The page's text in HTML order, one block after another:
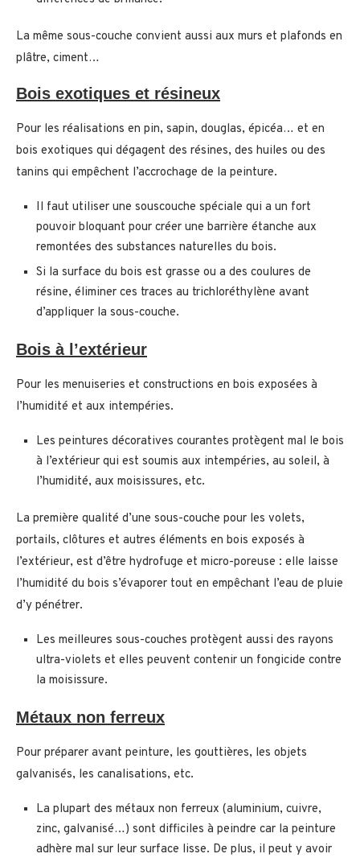
La même sous-couche convient aussi aux murs et plafonds en
plâtre, ciment…
Bois exotiques et résineux
Pour les réalisations en pin, sapin, douglas, épicéa… et en
bois exotiques qui dégagent des résines, des huiles ou des
tanins qui empêchent l’accrochage de la peinture.
Il faut utiliser une souscouche spéciale qui a un fort
pouvoir bloquant pour créer une barrière étanche aux
remontées des substances naturelles du bois.
Si la surface du bois est grasse ou a des coulures de
résine, éliminer ces traces au trichloréthylène avant
d’appliquer la sous-couche.
Bois à l’extérieur
Pour les menuiseries et constructions en bois exposées à
l’humidité et aux intempéries.
Les peintures décoratives courantes protègent mal le bois
à l’extérieur qui est soumis aux intempéries, au soleil, à
l’humidité, aux moisissures, etc.
La première qualité d’une sous-couche pour les volets,
portails, clôtures et autres éléments en bois exposés à
l’extérieur, est d’être hydrofuge et micro-poreuse : elle laisse
l’humidité du bois s’évaporer tout en empêchant l’eau de pluie
d’y pénétrer.
Les meilleures sous-couches protègent aussi des rayons
ultra-violets et elles peuvent contenir un fongicide contre
la moisissure.
Métaux non ferreux
Pour préparer avant peinture, les gouttières, les objets
galvanisés, les canalisations, etc.
La plupart des métaux non ferreux (aluminium, cuivre,
zinc, galvanisé…) sont difficiles à peindre car la peinture
adhère mal sur leur surface lisse. De plus, il peut y avoir